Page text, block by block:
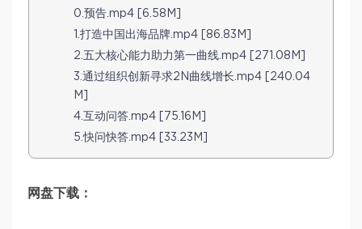
0.预告.mp4 [6.58M]
1.打造中国出海品牌.mp4 [86.83M]
2.五大核心能力助力第一曲线.mp4 [271.08M]
3.通过组织创新寻求2N曲线增长.mp4 [240.04
M]
4.互动问答.mp4 [75.16M]
5.快问快答.mp4 [33.23M]
网盘下载：